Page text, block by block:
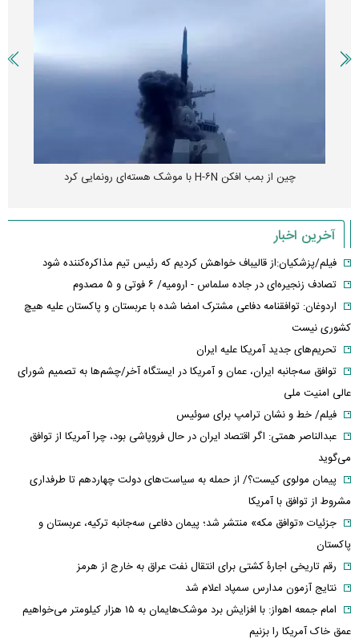
چین از بمب افکن H-۶N با موشک هسته‌ای رونمایی کرد
آخرین اخبار
فیلم/پزشکیان:از قالیباف خواهش کردیم که رئیس تیم مذاکره‌کننده شود
تصادف زنجیره‌ای در جاده سلماس - ارومیه/ ۶ فوتی و ۵ مصدوم
اردوغان: توافقنامه دفاعی مشترک امضا شده با عربستان و پاکستان علیه هیچ
کشوری نیست
تحریم‌های جدید آمریکا علیه ایران
توافق سه‌جانبه ایران، عمان و آمریکا در ایستگاه آخر/چشم‌ها به تصمیم شورای
عالی امنیت ملی
فیلم/ خط و نشان ترامپ برای سوئیس
عبدالناصر همتی: اگر اقتصاد ایران در حال فروپاشی بود، چرا آمریکا از توافق
می‌گوید
پیمان مولوی کیست؟/ از حمله به سیاست‌های دولت چهاردهم تا طرفداری
مشروط از توافق با آمریکا
جزئیات «توافق مکه» منتشر شد؛ پیمان دفاعی سه‌جانبه ترکیه، عربستان و
پاکستان
رقم تاریخی اجارۀ کشتی برای انتقال نفت عراق به خارج از هرمز
نتایج آزمون مدارس سمپاد اعلام شد
امام‌ جمعه اهواز: با افزایش برد موشک‌هایمان به ۱۵ هزار کیلومتر می‌خواهیم
عمق خاک آمریکا را بزنیم